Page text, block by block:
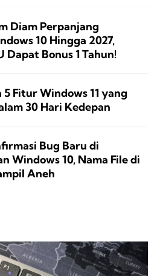
Diam Perpanjang
10 Hingga 2027,
Dapat Bonus 1 Tahun!
Fitur Windows 11 yang
30 Hari Kedepan
Bug Baru di
Windows 10, Nama File di
Aneh